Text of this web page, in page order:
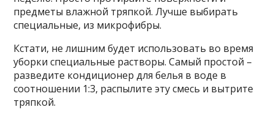
предметы влажной тряпкой. Лучше выбирать
специальные, из микрофибры.
Кстати, не лишним будет использовать во время
уборки специальные растворы. Самый простой –
разведите кондиционер для белья в воде в
соотношении 1:3, распылите эту смесь и вытрите
тряпкой.